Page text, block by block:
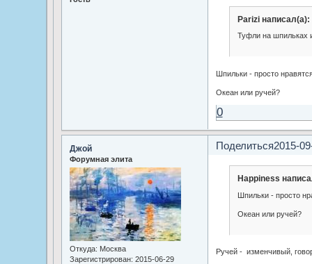
Parizi написал(а):
Туфли на шпильках
Шпильки - просто
Океан или ручей?
0
Поделиться2015-
Джой
Форумная элита
Откуда: Москва
Зарегистрирован: 2015-06-29
Happiness
Шпильки - просто
Океан или ручей?
Ручей - изменчивый,